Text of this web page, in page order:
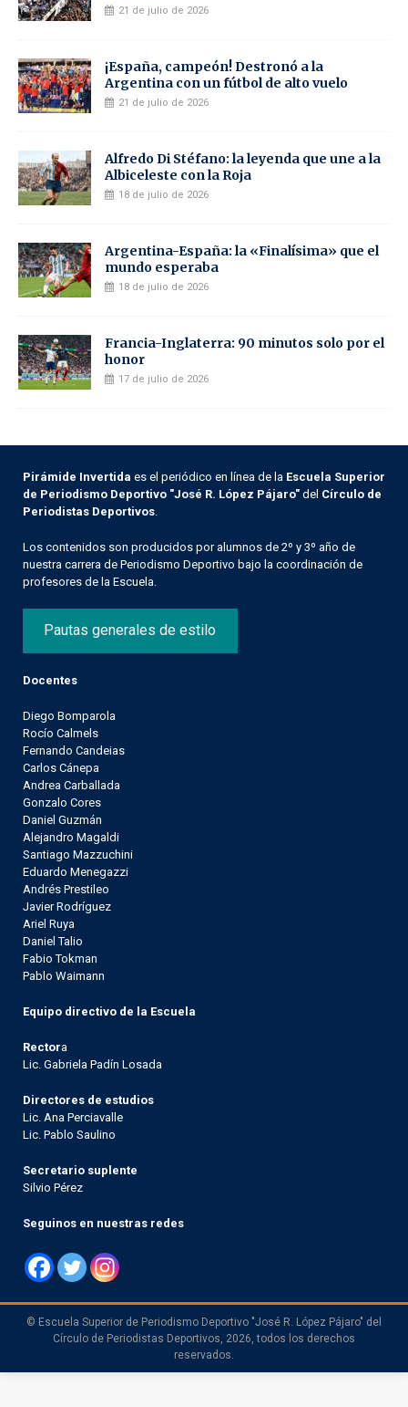
21 de julio de 2026
¡España, campeón! Destronó a la
Argentina con un fútbol de alto vuelo
21 de julio de 2026
Alfredo Di Stéfano: la leyenda que une a la
Albiceleste con la Roja
18 de julio de 2026
Argentina-España: la «Finalísima» que el
mundo esperaba
18 de julio de 2026
Francia-Inglaterra: 90 minutos solo por el
honor
17 de julio de 2026
Pirámide Invertida es el periódico en línea de la Escuela Superior
de Periodismo Deportivo "José R. López Pájaro" del Círculo de
Periodistas Deportivos
Los contenidos son producidos por alumnos de 2º y 3º año de
nuestra carrera de Periodismo Deportivo bajo la coordinación de
profesores de la Escuela.
Pautas generales de estilo
Docentes
Diego Bomparola
Rocío Calmels
Fernando Candeias
Carlos Cánepa
Andrea Carballada
Gonzalo Cores
Daniel Guzmán
Alejandro Magaldi
Santiago Mazzuchini
Eduardo Menegazzi
Andrés Prestileo
Javier Rodríguez
Ariel Ruya
Daniel Talio
Fabio Tokman
Pablo Waimann
Equipo directivo de la Escuela
Rectora
Lic. Gabriela Padín Losada
Directores de estudios
Lic. Ana Perciavalle
Lic. Pablo Saulino
Secretario suplente
Silvio Pérez
Seguinos en nuestras redes
© Escuela Superior de Periodismo Deportivo "José R. López Pájaro" del
Círculo de Periodistas Deportivos, 2026, todos los derechos
reservados.